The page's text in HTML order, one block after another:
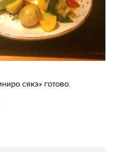
сякэ» готово.